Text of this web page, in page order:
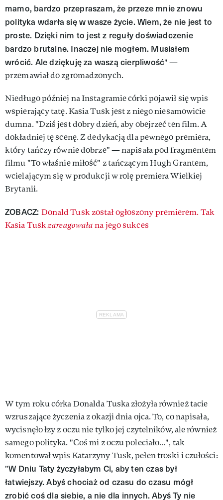
mamo, bardzo przepraszam, że przeze mnie znowu
polityka wdarła się w wasze życie. Wiem, że nie jest to
proste. Dzięki nim to jest z reguły doświadczenie
bardzo brutalne. Inaczej nie mogłem. Musiałem
wrócić. Ale dziękuję za waszą cierpliwość" —
przemawiał do zgromadzonych.
Niedługo później na Instagramie córki pojawił się wpis
wspierający tatę. Kasia Tusk jest z niego niesamowicie
dumna. "Dziś jest dobry dzień, aby obejrzeć ten film. A
dokładniej tę scenę. Z dedykacją dla pewnego premiera,
który tańczy równie dobrze" — napisała pod fragmentem
filmu "To właśnie miłość" z tańczącym Hugh Grantem,
wcielającym się w produkcji w rolę premiera Wielkiej
Brytanii.
ZOBACZ: Donald Tusk został ogłoszony premierem. Tak
Kasia Tuskzareagowałana jego sukces
W tym roku córka Donalda Tuska złożyła również tacie
wzruszające życzenia z okazji dnia ojca. To, co napisała,
wycisnęło łzy z oczu nie tylko jej czytelników, ale również
samego polityka. "Coś mi z oczu poleciało…", tak
komentował wpis Katarzyny Tusk, pełen troski i czułości:
"W Dniu Taty życzyłabym Ci, aby ten czas był
łatwiejszy. Abyś chociaż od czasu do czasu mógł
zrobić coś dla siebie, a nie dla innych. Abyś Ty nie